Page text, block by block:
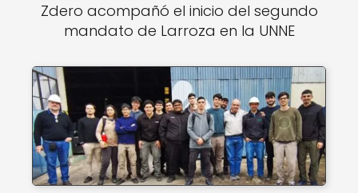
Zdero acompañó el inicio del segundo
mandato de Larroza en la UNNE